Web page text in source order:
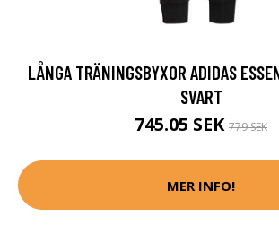
LÅNGA TRÄNINGSBYXOR ADIDAS
SVART
745.05 SEK 779 SEK
MER INFO!